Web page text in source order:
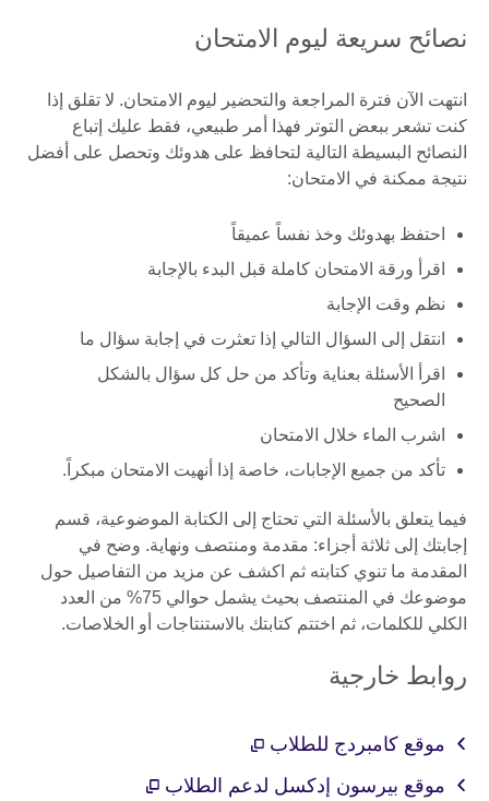
نصائح سريعة ليوم الامتحان
انتهت الآن فترة المراجعة والتحضير ليوم الامتحان. لا تقلق إذا
كنت تشعر ببعض التوتر فهذا أمر طبيعي، فقط عليك إتباع
النصائح البسيطة التالية لتحافظ على هدوئك وتحصل على أفضل
نتيجة ممكنة في الامتحان:
احتفظ بهدوئك وخذ نفساً عميقاً
اقرأ ورقة الامتحان كاملة قبل البدء بالإجابة
نظم وقت الإجابة
انتقل إلى السؤال التالي إذا تعثرت في إجابة سؤال ما
اقرأ الأسئلة بعناية وتأكد من حل كل سؤال بالشكل
الصحيح
اشرب الماء خلال الامتحان
تأكد من جميع الإجابات، خاصة إذا أنهيت الامتحان مبكراً.
فيما يتعلق بالأسئلة التي تحتاج إلى الكتابة الموضوعية، قسم
إجابتك إلى ثلاثة أجزاء: مقدمة ومنتصف ونهاية. وضح في
المقدمة ما تنوي كتابته ثم اكشف عن مزيد من التفاصيل حول
موضوعك في المنتصف بحيث يشمل حوالي 75% من العدد
الكلي للكلمات، ثم اختتم كتابتك بالاستنتاجات أو الخلاصات.
روابط خارجية
موقع كامبردج للطلاب
موقع بيرسون إدكسل لدعم الطلاب